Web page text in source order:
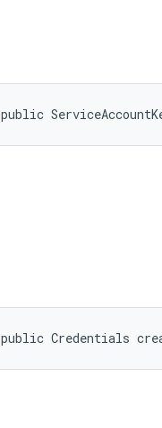
public
public Credentials